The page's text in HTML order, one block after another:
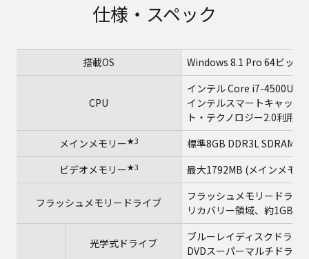
仕様・スペック
搭載OS Windows 8.1 Pro 64ビット
CPU
インテル Core i7-4500Uプ
インテルスマートキャッシ
ト・テクノロジー2.0利用
メインメモリー★3
標準8GB DDR3L SDRAM
ビデオメモリー★3 最大1792MB (メインメモ
フラッシュメモリードライブ
フラッシュメモリードライ
リカバリー領域、約1GB
光学式ドライブ
ブルーレイディスクドライ
DVDスーパーマルチドライ